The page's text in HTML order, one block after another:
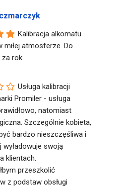
Kalibracja alkomatu
miłej atmosferze. Do
rok.
Usługa kalibracji
Promiler - usługa
natomiast
Szczególnie kobieta,
bardzo nieszczęśliwa i
wyładowuje swoją
klientach.
przeszkolić
z podstaw obsługi